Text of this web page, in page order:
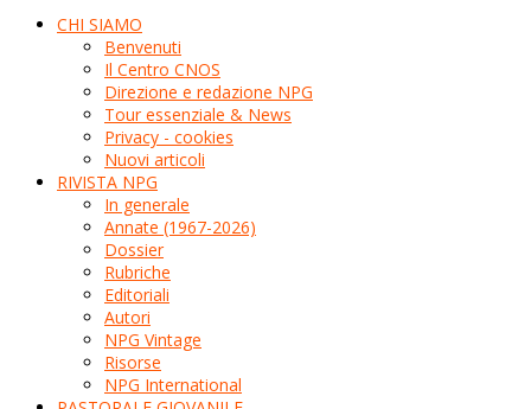
CHI SIAMO
Benvenuti
Il Centro CNOS
Direzione e redazione NPG
Tour essenziale & News
Privacy - cookies
Nuovi articoli
RIVISTA NPG
In generale
Annate (1967-2026)
Dossier
Rubriche
Editoriali
Autori
NPG Vintage
Risorse
NPG International